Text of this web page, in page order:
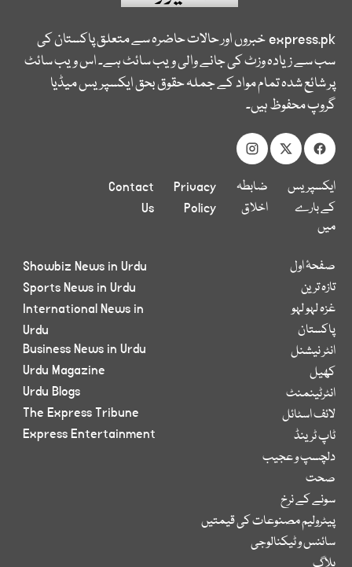
express.pkخبروں اور حالات حاضرہ سے متعلق پاکستان کی
سب سے زیادہ وزٹ کی جانے والی ویب سائٹ ہے۔ اس ویب سائٹ
پر شائع شدہ تمام مواد کے جملہ حقوق بحق ایکسپریس میڈیا
گروپ محفوظ ہیں۔
ایکسپریس
کے بارے
میں
ضابطہ
اخلاق
Privacy
Policy
Contact
Us
صفحۂ اول
تازہ ترین
غزہ لہو لہو
پاکستان
انٹر نیشنل
کھیل
انٹرٹینمنٹ
لائف اسٹائل
ٹاپ ٹرینڈ
دلچسپ و عجیب
صحت
سونے کے نرخ
پیٹرولیم مصنوعات کی قیمتیں
سائنس و ٹیکنالوجی
Showbiz News in Urdu
Sports News in Urdu
International News in
Urdu
Business News in Urdu
Urdu Magazine
Urdu Blogs
The Express Tribune
Express Entertainment